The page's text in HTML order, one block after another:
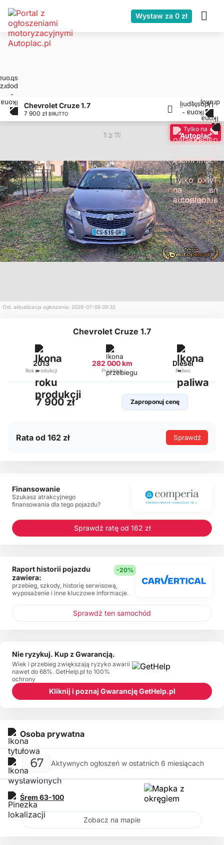
Wystaw za 0 zł
Chevrolet Cruze 1.7
7 900 zł BRUTTO
1 z 11
Tylko na
Autoplac
Ost. aktualizacja ogłoszenia: 2026-07-09 09:32
Chevrolet Cruze 1.7
2013
Rok produkcji
282 000 km
Przebieg
Diesel
Paliwo
7 900 zł Zaproponuj cenę
Rata od 162 zł Sprawdź
Osoba prywatna
67 Aktywnych ogłoszeń w ostatnich 6 miesiącach
Śrem 63-100
Zobacz na mapie
Finansowanie
Szukasz atrakcyjnego
finansowania dla tego pojazdu?
Sprawdź ratę od 162 zł
Raport historii pojazdu
zawiera:
-20%
przebieg, szkody, historię serwisową,
wyposażenie i inne kluczowe informacje.
Sprawdź ten samochód
Nie ryzykuj. Kup z Gwarancją.
Wiek i przebieg zwiększają ryzyko awarii
nawet do 68%. GetHelp.pl to 100%
ochrony
Kliknij i poznaj Gwarancję GetHelp.pl